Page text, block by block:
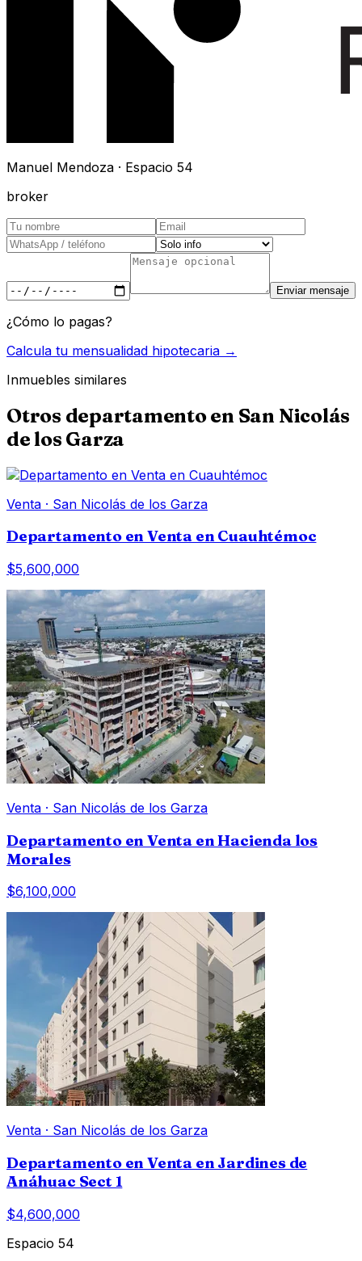
Manuel Mendoza · Espacio 54
broker
Enviar mensaje
¿Cómo lo pagas?
Calcula tu mensualidad hipotecaria →
Inmuebles similares
Otros departamentoen San Nicolás
de los Garza
Venta · San Nicolás de los Garza
Departamento en Venta en Cuauhtémoc
$5,600,000
Venta · San Nicolás de los Garza
Departamento en Venta en Hacienda los
Morales
$6,100,000
Venta · San Nicolás de los Garza
Departamento en Venta en Jardines de
Anáhuac Sect 1
$4,600,000
Espacio 54